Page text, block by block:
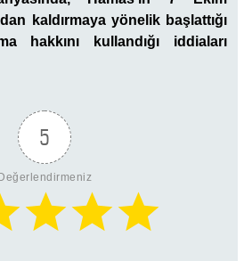
kaldırmaya yönelik başlattığı
hakkını kullandığı iddiaları
5